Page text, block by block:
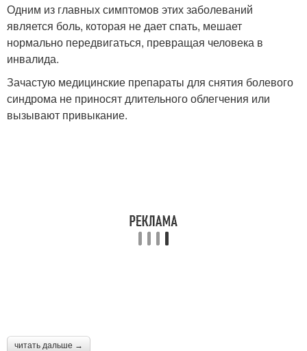
Одним из главных симптомов этих заболеваний
является боль, которая не дает спать, мешает
нормально передвигаться, превращая человека в
инвалида.
Зачастую медицинские препараты для снятия болевого
синдрома не приносят длительного облегчения или
вызывают привыкание.
читать дальше →